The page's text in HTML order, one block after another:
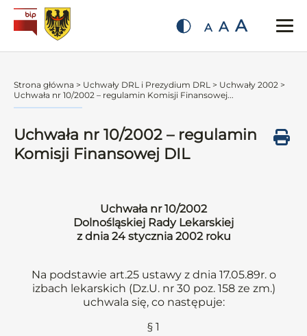
A A A
Strona główna > Uchwały DRL i Prezydium DRL > Uchwały 2002 >
Uchwała nr 10/2002 – regulamin Komisji Finansowej...
Uchwała nr 10/2002 – regulamin
Komisji Finansowej DIL
Uchwała nr 10/2002
Dolnośląskiej Rady Lekarskiej
z dnia 24 stycznia 2002 roku
Na podstawie art.25 ustawy z dnia 17.05.89r. o
izbach lekarskich (Dz.U. nr 30 poz. 158 ze zm.)
uchwala się, co następuje:
§ 1